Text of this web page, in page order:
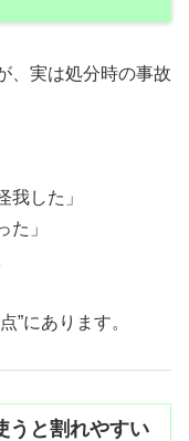
、実は処分時の事故
我した」
た」
”にあります。
うと割れやすい